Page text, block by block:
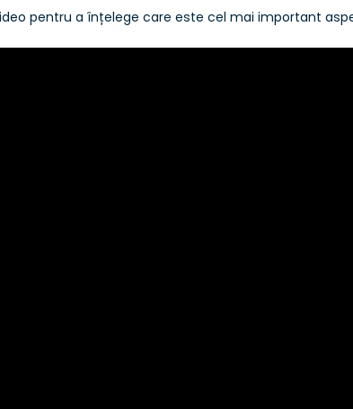
pentru a înțelege care este cel mai important